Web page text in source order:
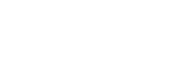
local offre plusieurs avantages
francilien, réseau de
et en Belgique, et
administratives (carte grise,
Le courtier sécurise l’achat